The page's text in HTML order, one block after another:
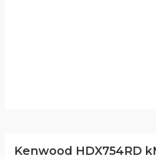
Kenwood HDX754RD